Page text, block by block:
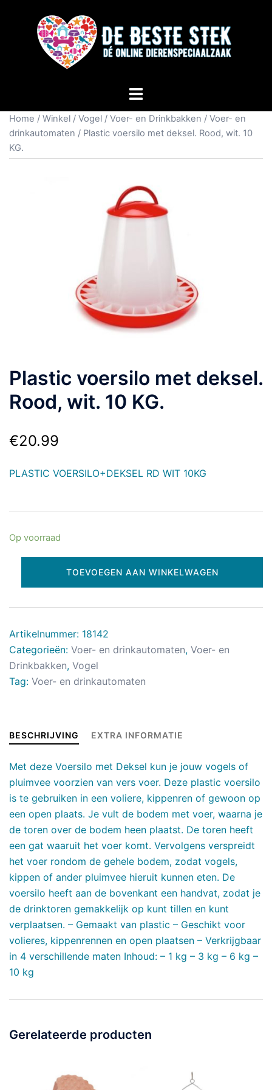
Home / Winkel / Vogel / Voer- en Drinkbakken / Voer- en
drinkautomaten / Plastic voersilo met deksel. Rood, wit. 10
KG.
Plastic voersilo met deksel.
Rood, wit. 10 KG.
€20.99
PLASTIC VOERSILO+DEKSEL RD WIT 10KG
Op voorraad
TOEVOEGEN AAN WINKELWAGEN
Artikelnummer: 18142
Categorieën: Voer- en drinkautomaten, Voer- en
Drinkbakken, Vogel
Tag: Voer- en drinkautomaten
BESCHRIJVING EXTRA INFORMATIE
Met deze Voersilo met Deksel kun je jouw vogels of
pluimvee voorzien van vers voer. Deze plastic voersilo
is te gebruiken in een voliere, kippenren of gewoon op
een open plaats. Je vult de bodem met voer, waarna je
de toren over de bodem heen plaatst. De toren heeft
een gat waaruit het voer komt. Vervolgens verspreidt
het voer rondom de gehele bodem, zodat vogels,
kippen of ander pluimvee hieruit kunnen eten. De
voersilo heeft aan de bovenkant een handvat, zodat je
de drinktoren gemakkelijk op kunt tillen en kunt
verplaatsen. – Gemaakt van plastic – Geschikt voor
volieres, kippenrennen en open plaatsen – Verkrijgbaar
in 4 verschillende maten Inhoud: – 1 kg – 3 kg – 6 kg –
10 kg
Gerelateerde producten